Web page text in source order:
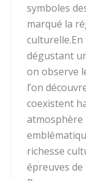
symboles
marqué la
culturelle.En
dégustant
on observe
l’on
coexistent
atmosphère
richesse
épreuves de